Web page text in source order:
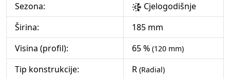
Sezona:
Cjelogodišnje
Širina:
185 mm
Visina (profil):
65 % (120 mm)
Tip konstrukcije: R (Radial)